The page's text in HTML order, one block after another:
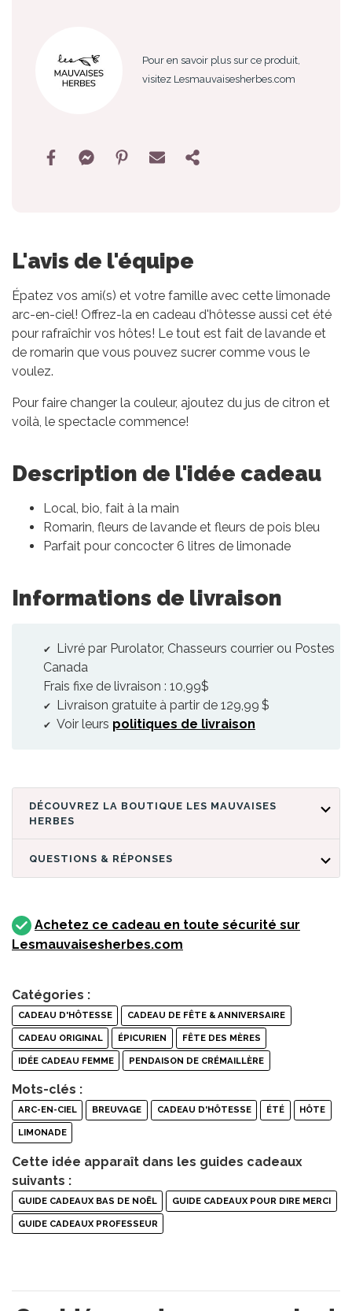
Pour en savoir plus sur ce produit,
visitez Lesmauvaisesherbes.com
L'avis de l'équipe
Épatez vos ami(s) et votre famille avec cette limonade
arc-en-ciel! Offrez-la en cadeau d'hôtesse aussi cet été
pour rafraîchir vos hôtes! Le tout est fait de lavande et
de romarin que vous pouvez sucrer comme vous le
voulez.
Pour faire changer la couleur, ajoutez du jus de citron et
voilà, le spectacle commence!
Description de l'idée cadeau
Local, bio, fait à la main
Romarin, fleurs de lavande et fleurs de pois bleu
Parfait pour concocter 6 litres de limonade
Informations de livraison
Livré par Purolator, Chasseurs courrier ou Postes
Canada
Frais fixe de livraison : 10,99$
Livraison gratuite à partir de 129,99 $
Voir leurs politiques de livraison
DÉCOUVREZ LA BOUTIQUE LES MAUVAISES
HERBES
QUESTIONS & RÉPONSES
Achetez ce cadeau en toute sécurité sur
Lesmauvaisesherbes.com
Catégories :
CADEAU D'HÔTESSE CADEAU DE FÊTE & ANNIVERSAIRE
CADEAU ORIGINAL ÉPICURIEN FÊTE DES MÈRES
IDÉE CADEAU FEMME PENDAISON DE CRÉMAILLÈRE
Mots-clés :
ARC-EN-CIEL BREUVAGE CADEAU D'HÔTESSE ÉTÉ HÔTE
LIMONADE
Cette idée apparaît dans les guides cadeaux
suivants :
GUIDE CADEAUX BAS DE NOËL GUIDE CADEAUX POUR DIRE MERCI
GUIDE CADEAUX PROFESSEUR